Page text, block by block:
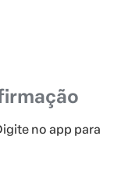
no app para